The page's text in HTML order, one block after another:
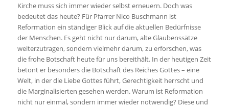
Kirche muss sich immer wieder selbst erneuern. Doch was
bedeutet das heute? Für Pfarrer Nico Buschmann ist
Reformation ein ständiger Blick auf die aktuellen Bedürfnisse
der Menschen. Es geht nicht nur darum, alte Glaubenssätze
weiterzutragen, sondern vielmehr darum, zu erforschen, was
die frohe Botschaft heute für uns bereithält. In der heutigen Zeit
betont er besonders die Botschaft des Reiches Gottes – eine
Welt, in der die Liebe Gottes führt, Gerechtigkeit herrscht und
die Marginalisierten gesehen werden. Warum ist Reformation
nicht nur einmal, sondern immer wieder notwendig? Diese und